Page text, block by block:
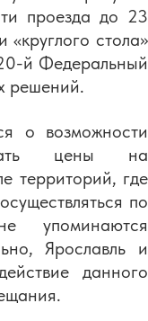
проезда до 23
стола»
й Федеральный
решений.
о возможности
цены на
территорий, где
по
упоминаются
Ярославль и
данного